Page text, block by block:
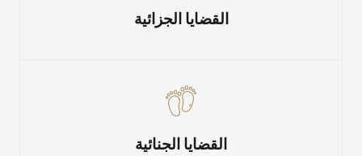
القضايا الجزائية
القضايا الجنائية